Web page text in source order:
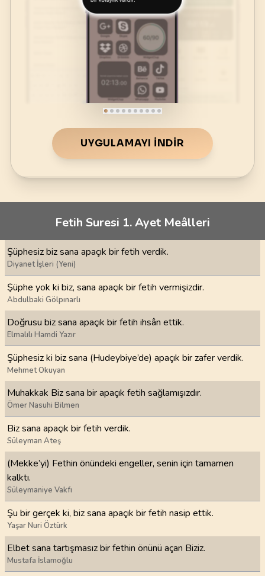
UYGULAMAYI İNDIR
Fetih Suresi 1. Ayet Meâlleri
Şüphesiz biz sana apaçık bir fetih verdik.
Diyanet İşleri (Yeni)
Şüphe yok ki biz, sana apaçık bir fetih vermişizdir.
Abdulbaki Gölpınarlı
Doğrusu biz sana apaçık bir fetih ihsân ettik.
Elmalılı Hamdi Yazır
Şüphesiz ki biz sana (Hudeybiye’de) apaçık bir zafer verdik.
Mehmet Okuyan
Muhakkak Biz sana bir apaçık fetih sağlamışızdır.
Ömer Nasuhi Bilmen
Biz sana apaçık bir fetih verdik.
Süleyman Ateş
(Mekke’yi) Fethin önündeki engeller, senin için tamamen
kalktı.
Süleymaniye Vakfı
Şu bir gerçek ki, biz sana apaçık bir fetih nasip ettik.
Yaşar Nuri Öztürk
Elbet sana tartışmasız bir fethin önünü açan Biziz.
Mustafa İslamoğlu